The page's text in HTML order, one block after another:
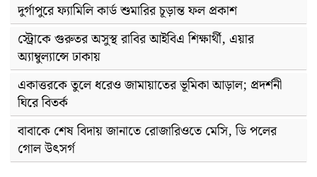
দুর্গাপুরে ফ্যামিলি কার্ড শুমারির চূড়ান্ত ফল প্রকাশ
স্ট্রোকে গুরুতর অসুস্থ রাবির আইবিএ শিক্ষার্থী, এয়ার
অ্যাম্বুল্যান্সে ঢাকায়
একাত্তরকে তুলে ধরেও জামায়াতের ভূমিকা আড়াল; প্রদর্শনী
ঘিরে বিতর্ক
বাবাকে শেষ বিদায় জানাতে রোজারিওতে মেসি, ডি পলের
গোল উৎসর্গ